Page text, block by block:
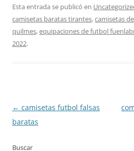
Esta entrada se publicó en
camisetas baratas tirantes,camisetas
quilmes,equipaciones de futbol
2022.
Navegación
de
← camisetas futbol falsas
baratas
Buscar